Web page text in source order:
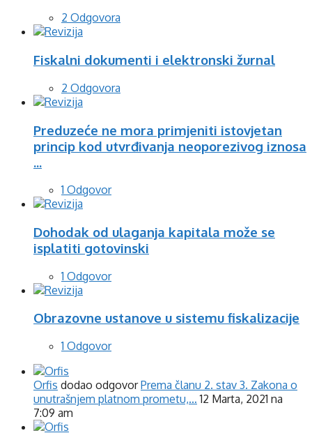
2 Odgovora
Fiskalni dokumenti i elektronski žurnal
2 Odgovora
Preduzeće ne mora primjeniti istovjetan
princip kod utvrđivanja neoporezivog iznosa
...
1 Odgovor
Dohodak od ulaganja kapitala može se
isplatiti gotovinski
1 Odgovor
Obrazovne ustanove u sistemu fiskalizacije
1 Odgovor
Orfis dodao odgovorPrema članu 2. stav 3. Zakona o
unutrašnjem platnom prometu,… 12 Marta, 2021 na
7:09 am